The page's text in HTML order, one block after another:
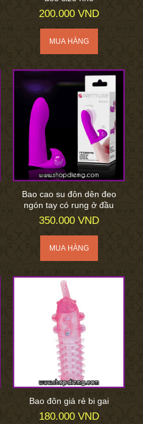
200.000 VND
Bao cao su đôn dên đeo
ngón tay có rung ở đầu
350.000 VND
Bao đôn giá rẻ bi gai
180.000 VND